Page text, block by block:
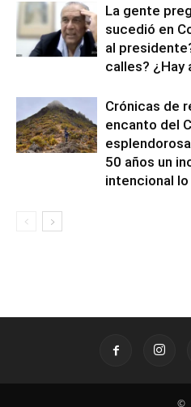
La gente
sucedió en
al
calles? ¿Hay
Crónicas de
encanto del
50 años un
intencional
©